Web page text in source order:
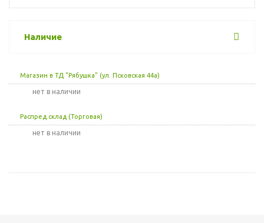
Наличие
Магазин в ТД "Рябушка" (ул. Псковская 44а)
Нет в наличии
Распред.склад (Торговая)
Нет в наличии